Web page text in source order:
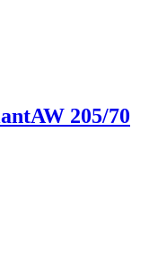
205/70